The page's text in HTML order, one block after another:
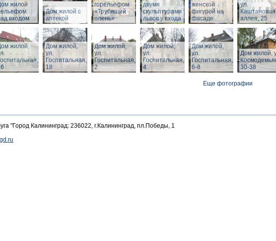
жилой
входом
Дом жилой с
аптекой
горельефом
«Трубящий
олень»
двумя
скульптурами
львов у входа
женской
фигурой на
фасаде
ул.
Каштановая
аллея, 25
жилой,
Дом жилой,
ул.
Госпитальная,
18
Дом жилой,
ул.
Госпитальная,
2
Дом жилой,
ул.
Госпитальная,
4
Дом жилой,
ул.
Госпитальная,
6-8
Дом жилой,
30-38
Еще фотографии
"Город Калининград: 236022, г.Калининград, пл.Победы, 1